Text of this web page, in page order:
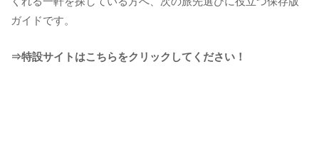
ガイドです。
⇒特設サイトはこちらをクリックしてください！